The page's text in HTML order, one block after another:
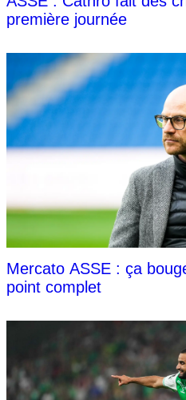
première journée
Mercato ASSE : ça
point complet